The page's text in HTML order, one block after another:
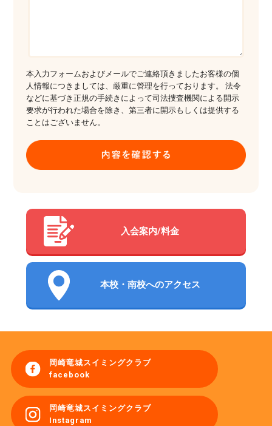
本入力フォームおよびメールでご連絡頂きましたお客様の個
人情報につきましては、厳重に管理を行っております。 法令
などに基づき正規の手続きによって司法捜査機関による開示
要求が行われた場合を除き、第三者に開示もしくは提供する
ことはございません。
入会案内/料金
本校・南校へのアクセス
岡崎竜城スイミングクラブ
facebook
岡崎竜城スイミングクラブ
Instagram